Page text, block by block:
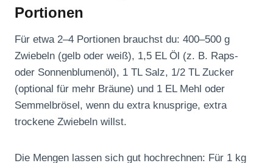
Portionen
Für etwa 2–4 Portionen brauchst du: 400–500 g
Zwiebeln (gelb oder weiß), 1,5 EL Öl (z. B. Raps-
oder Sonnenblumenöl), 1 TL Salz, 1/2 TL Zucker
(optional für mehr Bräune) und 1 EL Mehl oder
Semmelbrösel, wenn du extra knusprige, extra
trockene Zwiebeln willst.
Die Mengen lassen sich gut hochrechnen: Für 1 kg